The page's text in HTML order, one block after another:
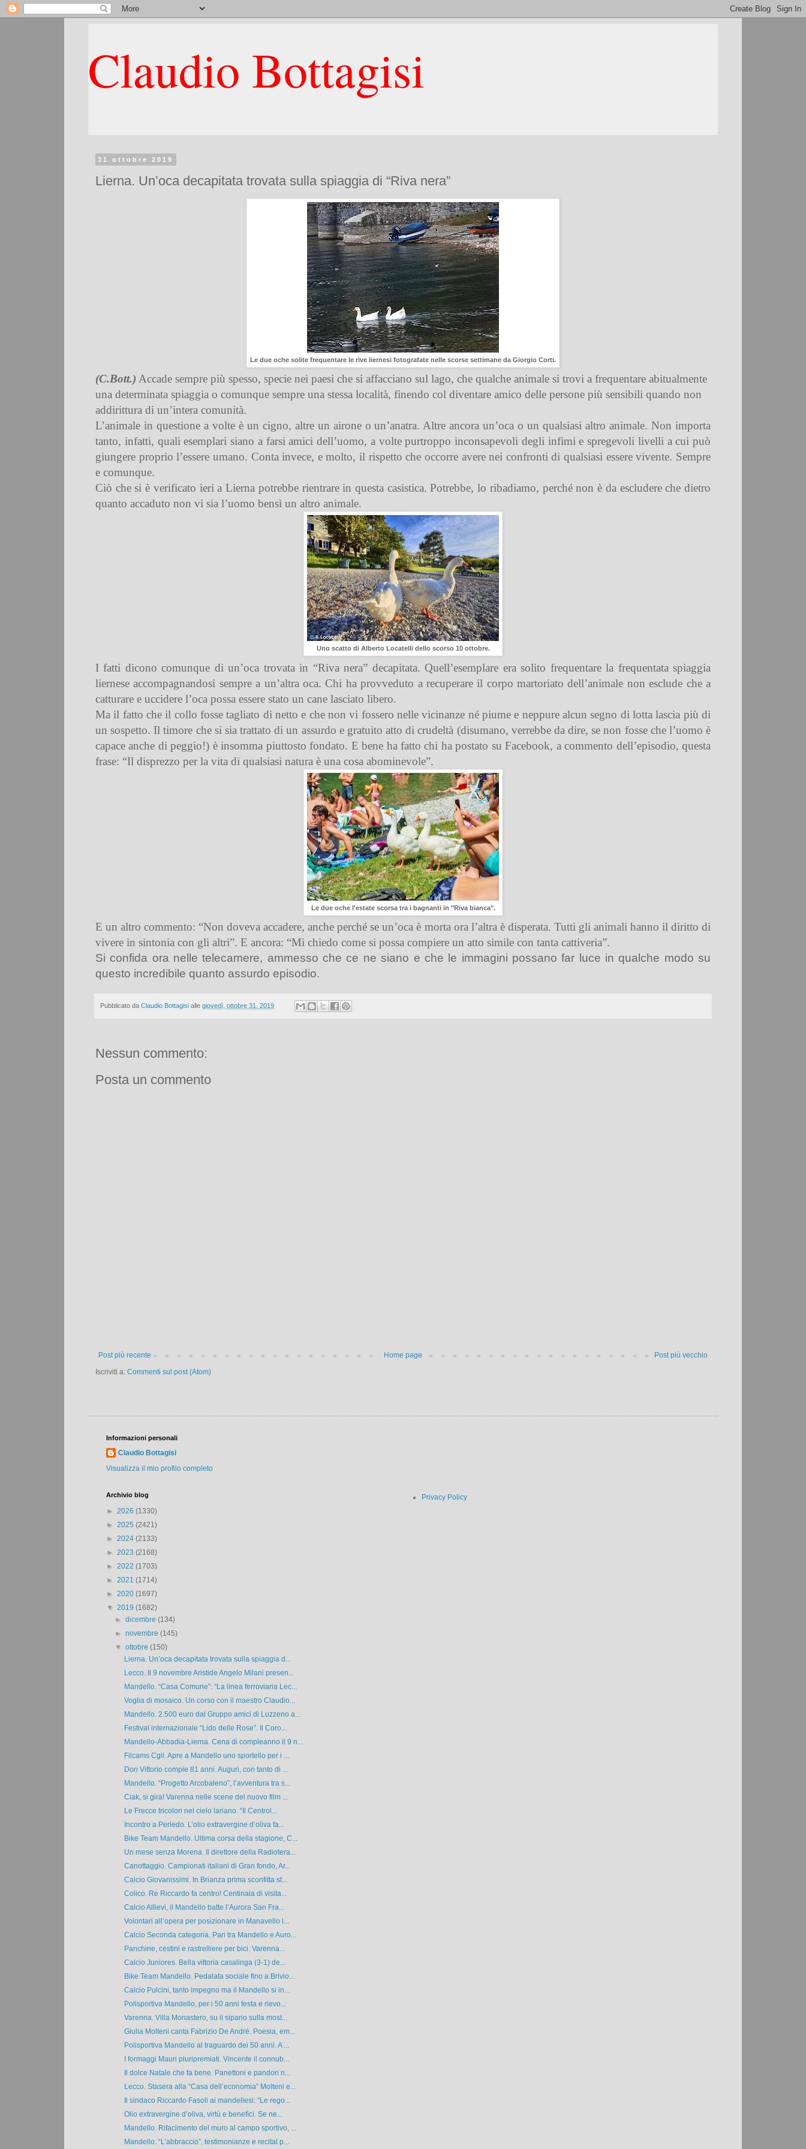
Claudio Bottagisi
31 ottobre 2019
Lierna. Un’oca decapitata trovata sulla spiaggia di “Riva nera”
Le due oche solite frequentare le rive liernesi fotografate nelle scorse settimane da Giorgio Corti.
(C.Bott.) Accade sempre più spesso, specie nei paesi che si affacciano sul lago, che qualche animale si trovi a frequentare abitualmente
una determinata spiaggia o comunque sempre una stessa località, finendo col diventare amico delle persone più sensibili quando non
addirittura di un’intera comunità.
L’animale in questione a volte è un cigno, altre un airone o un’anatra. Altre ancora un’oca o un qualsiasi altro animale. Non importa
tanto, infatti, quali esemplari siano a farsi amici dell’uomo, a volte purtroppo inconsapevoli degli infimi e spregevoli livelli a cui può
giungere proprio l’essere umano. Conta invece, e molto, il rispetto che occorre avere nei confronti di qualsiasi essere vivente. Sempre
e comunque.
Ciò che si è verificato ieri a Lierna potrebbe rientrare in questa casistica. Potrebbe, lo ribadiamo, perché non è da escludere che dietro
quanto accaduto non vi sia l’uomo bensì un altro animale.
Uno scatto di Alberto Locatelli dello scorso 10 ottobre.
I fatti dicono comunque di un’oca trovata in “Riva nera” decapitata. Quell’esemplare era solito frequentare la frequentata spiaggia
liernese accompagnandosi sempre a un’altra oca. Chi ha provveduto a recuperare il corpo martoriato dell’animale non esclude che a
catturare e uccidere l’oca possa essere stato un cane lasciato libero.
Ma il fatto che il collo fosse tagliato di netto e che non vi fossero nelle vicinanze né piume e neppure alcun segno di lotta lascia più di
un sospetto. Il timore che si sia trattato di un assurdo e gratuito atto di crudeltà (disumano, verrebbe da dire, se non fosse che l’uomo è
capace anche di peggio!) è insomma piuttosto fondato. E bene ha fatto chi ha postato su Facebook, a commento dell’episodio, questa
frase: “Il disprezzo per la vita di qualsiasi natura è una cosa abominevole”.
Le due oche l'estate scorsa tra i bagnanti in "Riva bianca".
E un altro commento: “Non doveva accadere, anche perché se un’oca è morta ora l’altra è disperata. Tutti gli animali hanno il diritto di
vivere in sintonia con gli altri”. E ancora: “Mi chiedo come si possa compiere un atto simile con tanta cattiveria”.
Si confida ora nelle telecamere, ammesso che ce ne siano e che le immagini possano far luce in qualche modo su
questo incredibile quanto assurdo episodio.
Pubblicato da Claudio Bottagisi alle giovedì, ottobre 31, 2019
Nessun commento:
Posta un commento
Post più recente Post più vecchio
Home page
Iscriviti a: Commenti sul post (Atom)
Informazioni personali
Claudio Bottagisi
Visualizza il mio profilo completo
Archivio blog
► 2026 (1330)
► 2025 (2421)
► 2024 (2133)
► 2023 (2168)
► 2022 (1703)
► 2021 (1714)
► 2020 (1697)
▼ 2019 (1682)
►dicembre(134)
►novembre(145)
▼ottobre(150)
Lierna. Un’oca decapitata trovata sulla spiaggia d...
Lecco. Il 9 novembre Aristide Angelo Milani presen...
Mandello. “Casa Comune”: “La linea ferroviaria Lec...
Voglia di mosaico. Un corso con il maestro Claudio...
Mandello. 2.500 euro dal Gruppo amici di Luzzeno a...
Festival internazionale “Lido delle Rose”. Il Coro...
Mandello-Abbadia-Lierna. Cena di compleanno il 9 n...
Filcams Cgil. Apre a Mandello uno sportello per i ...
Don Vittorio compie 81 anni. Auguri, con tanto di ...
Mandello. “Progetto Arcobaleno”, l’avventura tra s...
Ciak, si gira! Varenna nelle scene del nuovo film ...
Le Frecce tricolori nel cielo lariano. “Il Centrol...
Incontro a Perledo. L’olio extravergine d’oliva fa...
Bike Team Mandello. Ultima corsa della stagione, C...
Un mese senza Morena. Il direttore della Radiotera...
Canottaggio. Campionati italiani di Gran fondo, Ar...
Calcio Giovanissimi. In Brianza prima sconfitta st...
Colico. Re Riccardo fa centro! Centinaia di visita...
Calcio Allievi, il Mandello batte l’Aurora San Fra...
Volontari all’opera per posizionare in Manavello l...
Calcio Seconda categoria. Pari tra Mandello e Auro...
Panchine, cestini e rastrelliere per bici. Varenna...
Calcio Juniores. Bella vittoria casalinga (3-1) de...
Bike Team Mandello. Pedalata sociale fino a Brivio...
Calcio Pulcini, tanto impegno ma il Mandello si in...
Polisportiva Mandello, per i 50 anni festa e rievo...
Varenna. Villa Monastero, su il sipario sulla most...
Giulia Molteni canta Fabrizio De André. Poesia, em...
Polisportiva Mandello al traguardo dei 50 anni. A ...
I formaggi Mauri pluripremiati. Vincente il connub...
Il dolce Natale che fa bene. Panettoni e pandori n...
Lecco. Stasera alla “Casa dell’economia” Molteni e...
Il sindaco Riccardo Fasoli ai mandellesi: “Le rego...
Olio extravergine d’oliva, virtù e benefìci. Se ne...
Mandello. Rifacimento del muro al campo sportivo, ...
Mandello. “L’abbraccio”, testimonianze e recital p...
Privacy Policy